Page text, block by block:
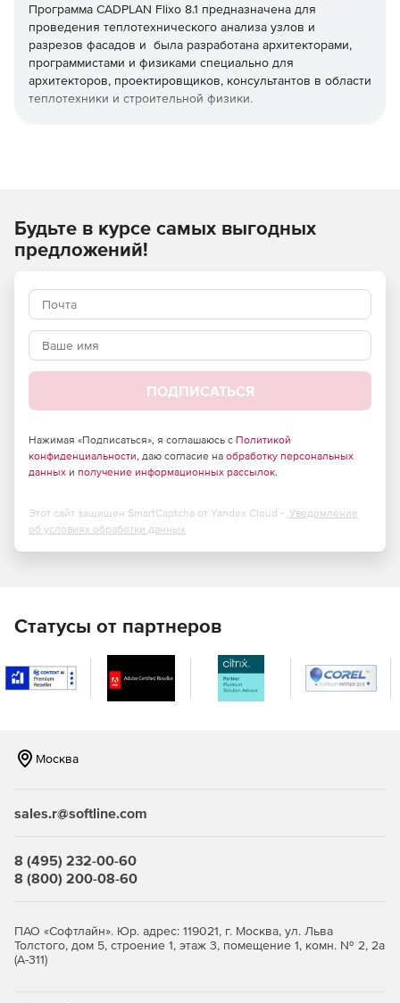
Программа CADPLAN Flixo 8.1 предназначена для
проведения теплотехнического анализа узлов и
разрезов фасадов и была разработана архитекторами,
программистами и физиками специально для
архитекторов, проектировщиков, консультантов в области
теплотехники и строительной физики.
применения касается гигроанализа, который дает
возможность определять минимальную температуру на
внутренней поверхности разреза для предотвращения
мерные строительные узлы при стационарных граничных
условиях (температура помещения и коэффициент
теплоотдачи).
Новое в версии flixo 8.1
Пользовательский интерфейс
Во всплывающем меню «Слой» можно удалять,
перемещать и отображать объекты по отдельности.
Новый инструмент для маркировки.
выбранных объектов во всплывающем меню
«Свойства».
Модель и импорт
граничных условий и стеклопакетов, адаптация
Импорт файлов THERM и расчетов.
Расчет характеристик согласно ISO 15099 и NFRC 100.
Удлиненный стеклопакет со встроенными распорками,
метод определения единицы измерения, если заданы
тип заливки и свойства поверхности.
Будьте в курсе самых выгодных
предложений!
ПОДПИСАТЬСЯ
Нажимая «Подписаться», я соглашаюсь с Политикой
конфиденциальности, даю согласие на обработку персональных
данных и получение информационных рассылок.
Этот сайт защищен SmartCaptcha от Yandex Cloud - Уведомление
об условиях обработки данных
Статусы от партнеров
Москва
sales.r@softline.com
8 (495) 232-00-60
8 (800) 200-08-60
ПАО «Софтлайн». Юр. адрес: 119021, г. Москва, ул. Льва
Толстого, дом 5, строение 1, этаж 3, помещение 1, комн. № 2, 2а
(А-311)